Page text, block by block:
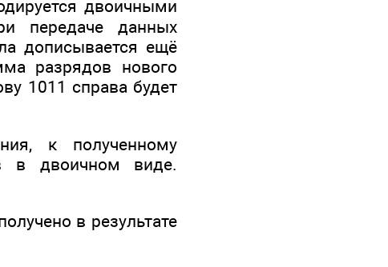
двоичными
передаче данных
дописывается ещё
разрядов нового
1011 справа будет
к полученному
в двоичном виде.
в результате